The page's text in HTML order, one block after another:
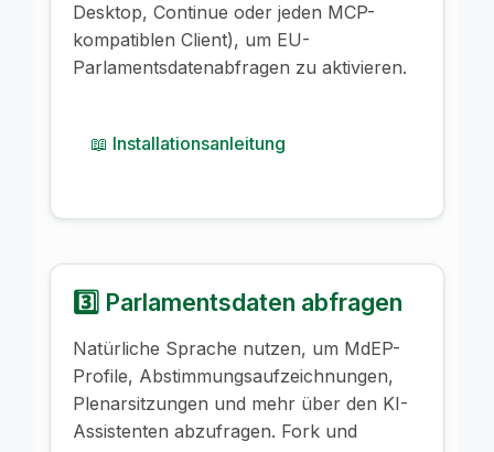
Desktop, Continue oder jeden MCP-
kompatiblen Client), um EU-
Parlamentsdatenabfragen zu aktivieren.
📖 Installationsanleitung
3️⃣ Parlamentsdaten abfragen
Natürliche Sprache nutzen, um MdEP-
Profile, Abstimmungsaufzeichnungen,
Plenarsitzungen und mehr über den KI-
Assistenten abzufragen. Fork und